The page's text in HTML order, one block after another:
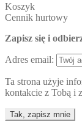
Koszyk
Cennik hurtowy
Zapisz się i
Adres email:
Ta strona użyje
kontakcie z Tobą i